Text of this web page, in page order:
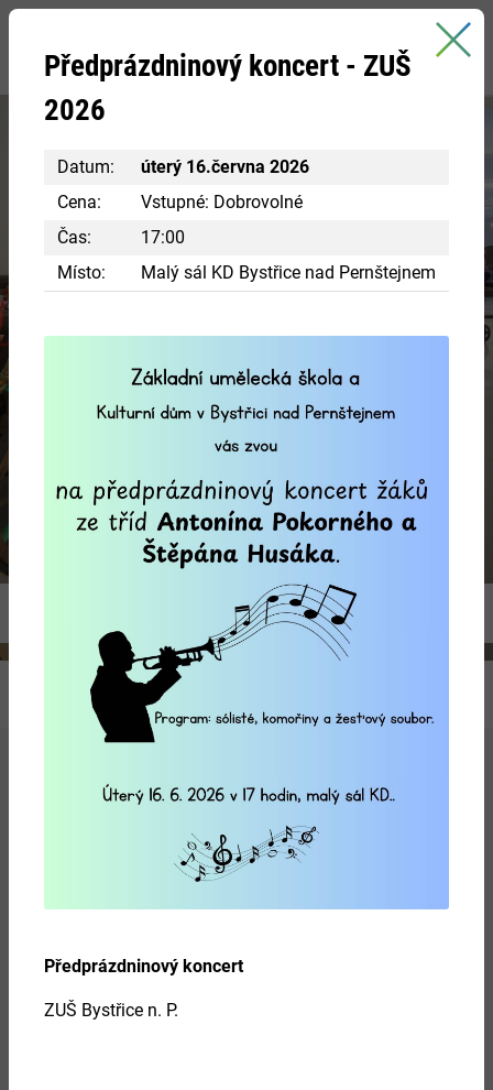
oficiální stránky města
RÁJ INSPIRACE A POZNÁNÍ
Chcete si vyzkoušet různá řemesla ve starobylých
chaloupkách? Nakouknout do panského bydlení?
VÍCE INFORMACÍ
Více
Předprázdninový koncert - ZUŠ
2026
Datum:
úterý 16.června 2026
Cena:
Vstupné: Dobrovolné
Čas:
17:00
Místo:
Malý sál KD Bystřice nad Pernštejnem
Předprázdninový koncert
ZUŠ Bystřice n. P.